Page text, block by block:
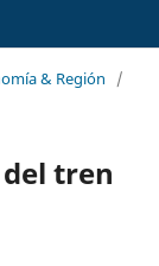
& Región
/
tren